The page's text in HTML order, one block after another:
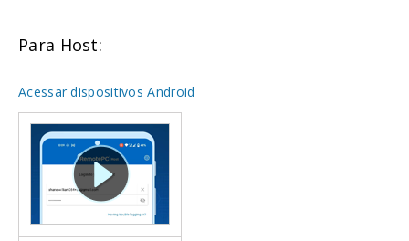
Para Host:
Acessar dispositivos Android